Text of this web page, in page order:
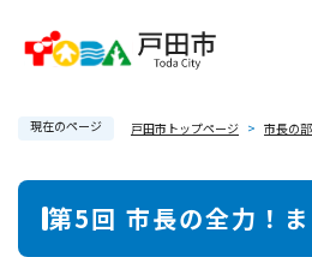
現在のページ 戸田市トップページ > 市長の
本
第5回 市長の全力！